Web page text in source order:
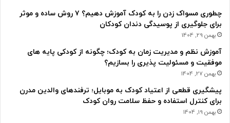
چطوری مسواک زدن را به کودک آموزش دهیم؟ ۷ روش ساده و موثر
برای جلوگیری از پوسیدگی دندان کودکان
بهمن 29, 1404
آموزش نظم و مدیریت زمان به کودک؛ چگونه از کودکی پایه های
موفقیت و مسئولیت پذیری را بسازیم؟
بهمن 27, 1404
پیشگیری قطعی از اعتیاد کودک به موبایل؛ ترفندهای والدین مدرن
برای کنترل استفاده و حفظ سلامت روان کودک
بهمن 19, 1404